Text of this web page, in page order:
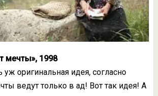
мечты», 1998
оригинальная идея, согласно
ведут только в ад! Вот так идея! А